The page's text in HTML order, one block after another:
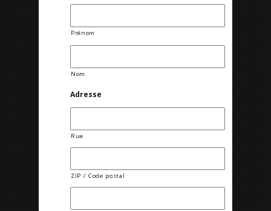
Prénom
Nom
Adresse
Rue
ZIP / Code postal